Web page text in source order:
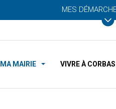
MES
MA MAIRIE VIVRE À CORBAS